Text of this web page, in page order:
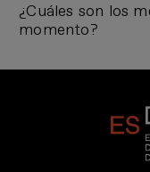
¿Cuáles son los
momento?